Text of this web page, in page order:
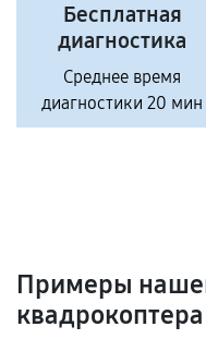
Бесплатная
диагностика
Среднее время
диагностики 20 мин
Примеры
квадрокоптера